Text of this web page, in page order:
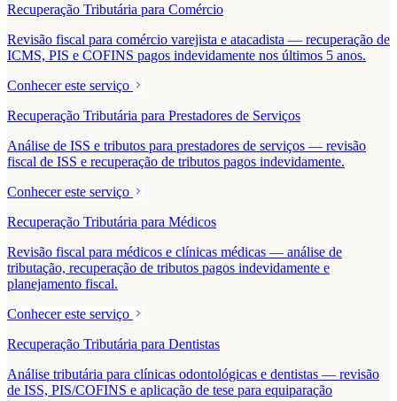
Recuperação Tributária para Comércio
Revisão fiscal para comércio varejista e atacadista — recuperação de
ICMS, PIS e COFINS pagos indevidamente nos últimos 5 anos.
Conhecer este serviço
Recuperação Tributária para Prestadores de Serviços
Análise de ISS e tributos para prestadores de serviços — revisão
fiscal de ISS e recuperação de tributos pagos indevidamente.
Conhecer este serviço
Recuperação Tributária para Médicos
Revisão fiscal para médicos e clínicas médicas — análise de
tributação, recuperação de tributos pagos indevidamente e
planejamento fiscal.
Conhecer este serviço
Recuperação Tributária para Dentistas
Análise tributária para clínicas odontológicas e dentistas — revisão
de ISS, PIS/COFINS e aplicação de tese para equiparação